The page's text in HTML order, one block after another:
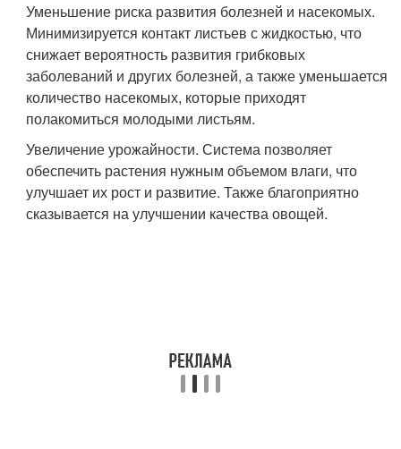
Уменьшение риска развития болезней и насекомых.
Минимизируется контакт листьев с жидкостью, что
снижает вероятность развития грибковых
заболеваний и других болезней, а также уменьшается
количество насекомых, которые приходят
полакомиться молодыми листьям.
Увеличение урожайности. Система позволяет
обеспечить растения нужным объемом влаги, что
улучшает их рост и развитие. Также благоприятно
сказывается на улучшении качества овощей.